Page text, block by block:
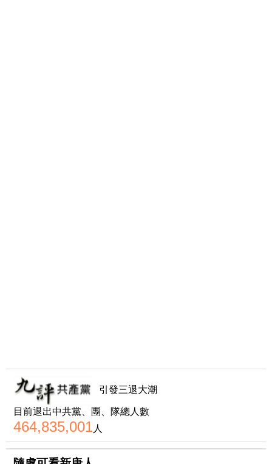
引發三退大潮
目前退出中共黨、團、隊總人數
464,835,001人